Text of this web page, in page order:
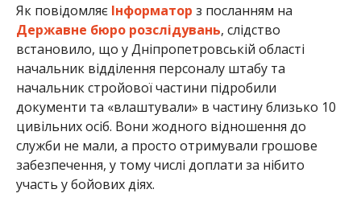
Як повідомляє Інформатор з посланням на
Державне бюро розслідувань, слідство
встановило, що у Дніпропетровській області
начальник відділення персоналу штабу та
начальник стройової частини підробили
документи та «влаштували» в частину близько 10
цивільних осіб. Вони жодного відношення до
служби не мали, а просто отримували грошове
забезпечення, у тому числі доплати за нібито
участь у бойових діях.